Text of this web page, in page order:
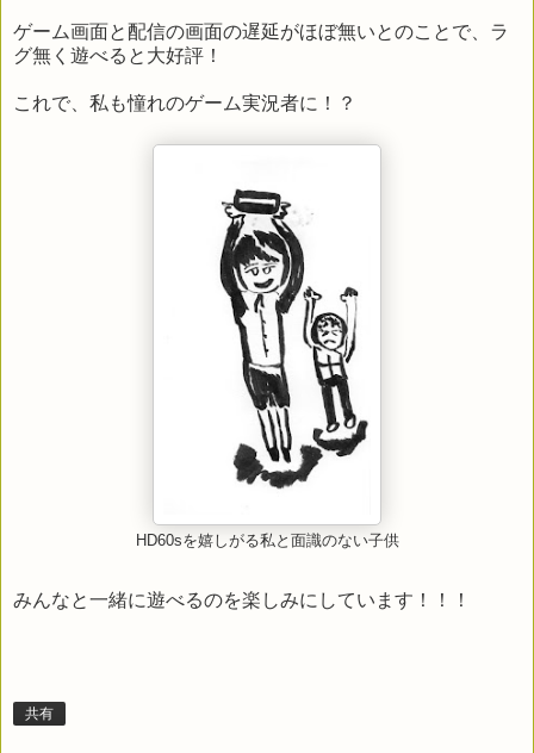
ゲーム画面と配信の画面の遅延がほぼ無いとのことで、ラ
グ無く遊べると大好評！
これで、私も憧れのゲーム実況者に！？
HD60sを嬉しがる私と面識のない子供
みんなと一緒に遊べるのを楽しみにしています！！！
共有